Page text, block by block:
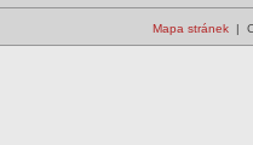
Mapa stránek|